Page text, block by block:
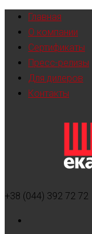
Главная
О компании
Сертификаты
Пресс-релизы
Для дилеров
Контакты
+38 (044) 392 72 72